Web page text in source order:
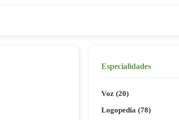
Especialidades
Voz (20)
Logopedia (78)